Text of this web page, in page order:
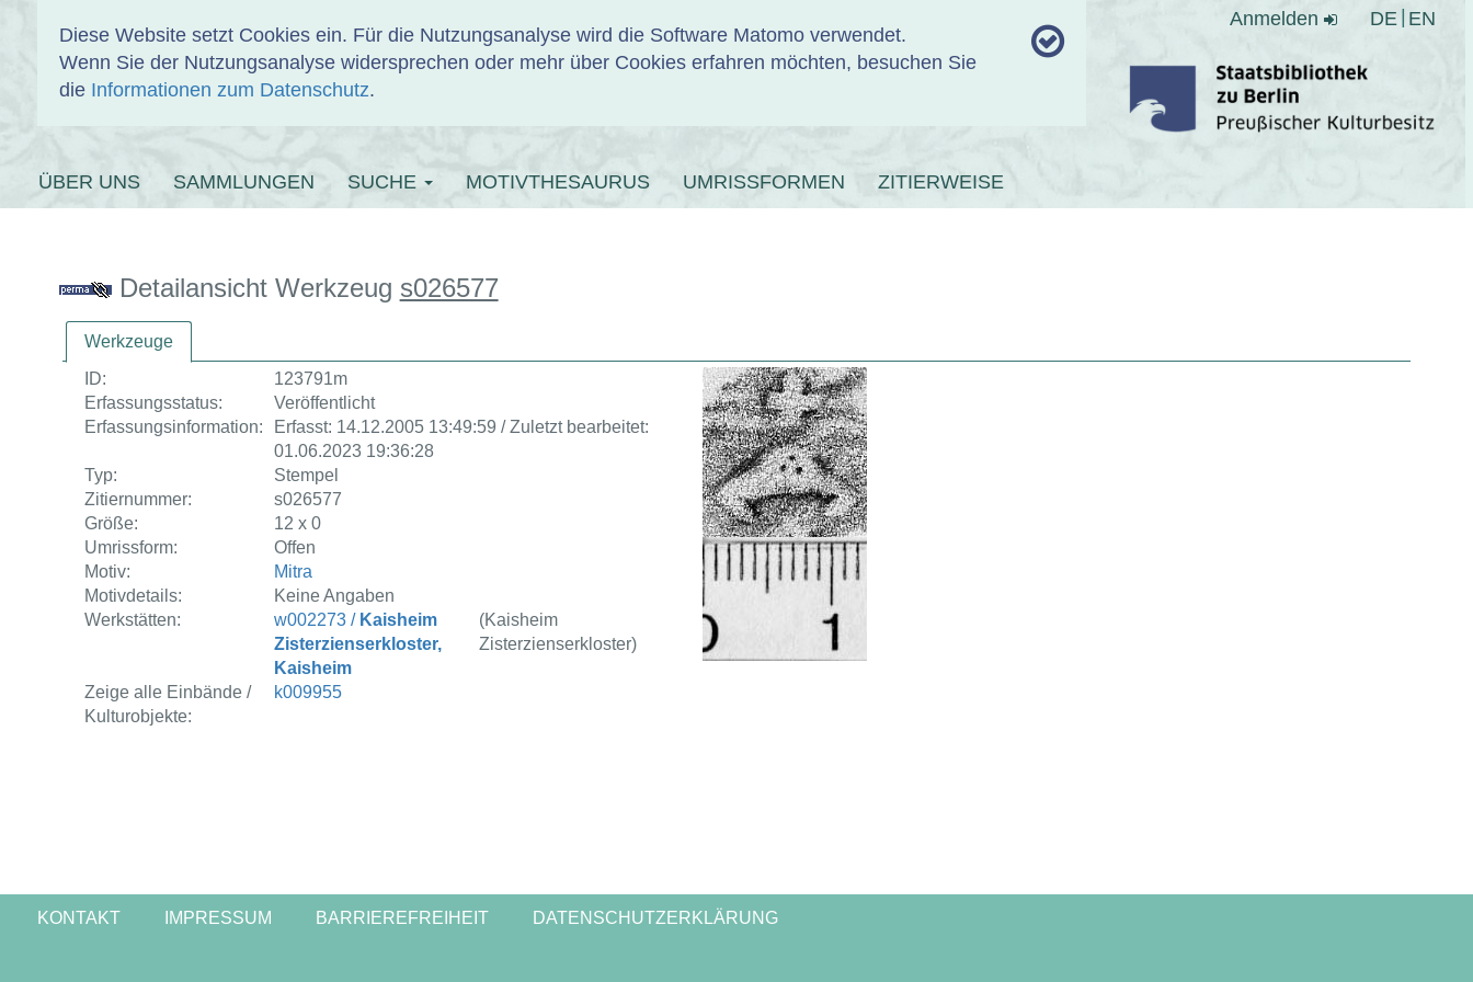
Diese Website setzt Cookies ein. Für die Nutzungsanalyse wird die Software Matomo verwendet.
Wenn Sie der Nutzungsanalyse widersprechen oder mehr über Cookies erfahren möchten, besuchen Sie
die Informationen zum Datenschutz.
Anmelden DE EN
EINBANDDATENBANK
ÜBER UNS SAMMLUNGEN SUCHE MOTIVTHESAURUS UMRISSFORMEN ZITIERWEISE
Detailansicht Werkzeug s026577
Werkzeuge
ID:
123791m
Erfassungsstatus:
Veröffentlicht
Erfassungsinformation:
Erfasst: 14.12.2005 13:49:59 / Zuletzt bearbeitet:
01.06.2023 19:36:28
Typ:
Stempel
Zitiernummer:
s026577
Größe:
12 x 0
Umrissform:
Offen
Motiv:
Mitra
Motivdetails:
Keine Angaben
Werkstätten:
w002273 / Kaisheim
Zisterzienserkloster,
Kaisheim
(Kaisheim
Zisterzienserkloster)
Zeige alle Einbände /
Kulturobjekte:
k009955
KONTAKT IMPRESSUM BARRIEREFREIHEIT DATENSCHUTZERKLÄRUNG